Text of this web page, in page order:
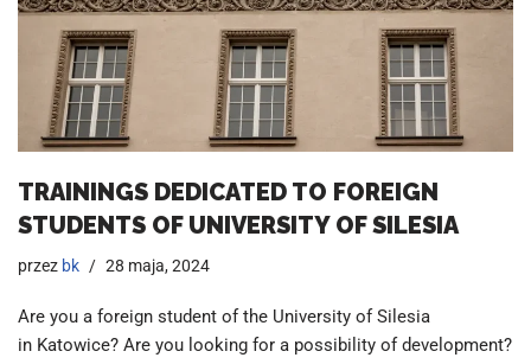
TRAININGS DEDICATED TO FOREIGN
STUDENTS OF UNIVERSITY OF SILESIA
przez bk 28 maja, 2024
Are you a foreign student of the University of Silesia
in Katowice? Are you looking for a possibility of development?